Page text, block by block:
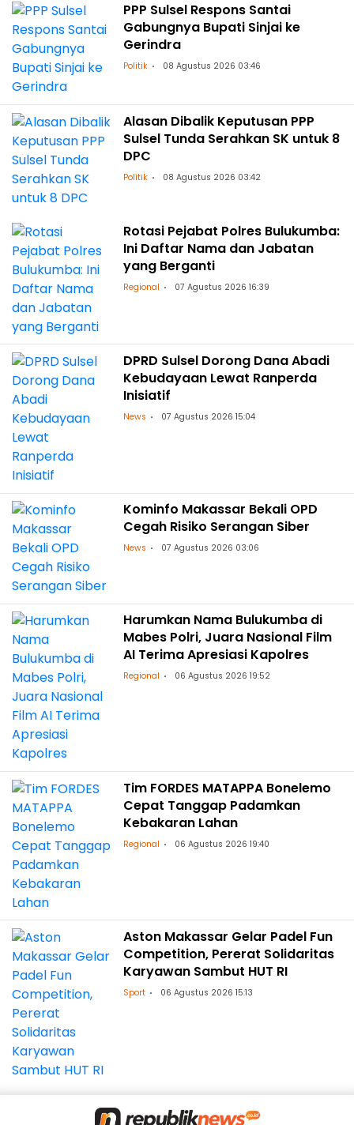
PPP Sulsel Respons Santai
Gabungnya Bupati Sinjai ke
Gerindra
Politik 08 Agustus 2026 03:46
Alasan Dibalik Keputusan PPP
Sulsel Tunda Serahkan SK untuk 8
DPC
Politik 08 Agustus 2026 03:42
Rotasi Pejabat Polres Bulukumba:
Ini Daftar Nama dan Jabatan
yang Berganti
Regional 07 Agustus 2026 16:39
DPRD Sulsel Dorong Dana Abadi
Kebudayaan Lewat Ranperda
Inisiatif
News 07 Agustus 2026 15:04
Kominfo Makassar Bekali OPD
Cegah Risiko Serangan Siber
News 07 Agustus 2026 03:06
Harumkan Nama Bulukumba di
Mabes Polri, Juara Nasional Film
AI Terima Apresiasi Kapolres
Regional 06 Agustus 2026 19:52
Tim FORDES MATAPPA Bonelemo
Cepat Tanggap Padamkan
Kebakaran Lahan
Regional 06 Agustus 2026 19:40
Aston Makassar Gelar Padel Fun
Competition, Pererat Solidaritas
Karyawan Sambut HUT RI
Sport 06 Agustus 2026 15:13